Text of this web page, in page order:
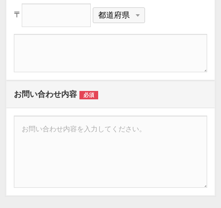
〒
お問い合わせ内容 必須